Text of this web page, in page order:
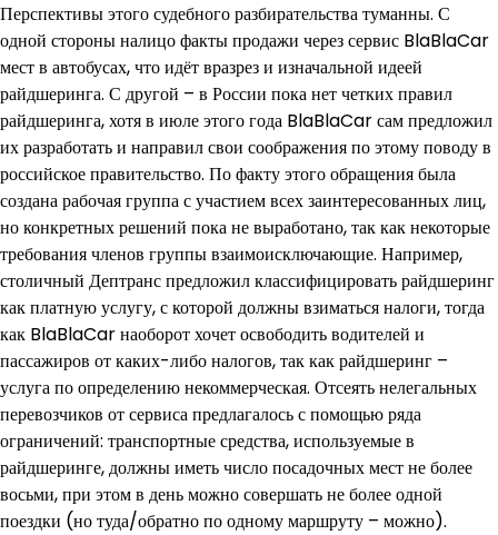
Перспективы этого судебного разбирательства туманны. С
одной стороны налицо факты продажи через сервис BlaBlaCar
мест в автобусах, что идёт вразрез и изначальной идеей
райдшеринга. С другой – в России пока нет четких правил
райдшеринга, хотя в июле этого года BlaBlaCar сам предложил
их разработать и направил свои соображения по этому поводу в
российское правительство. По факту этого обращения была
создана рабочая группа с участием всех заинтересованных лиц,
но конкретных решений пока не выработано, так как некоторые
требования членов группы взаимоисключающие. Например,
столичный Дептранс предложил классифицировать райдшеринг
как платную услугу, с которой должны взиматься налоги, тогда
как BlaBlaCar наоборот хочет освободить водителей и
пассажиров от каких-либо налогов, так как райдшеринг –
услуга по определению некоммерческая. Отсеять нелегальных
перевозчиков от сервиса предлагалось с помощью ряда
ограничений: транспортные средства, используемые в
райдшеринге, должны иметь число посадочных мест не более
восьми, при этом в день можно совершать не более одной
поездки (но туда/обратно по одному маршруту – можно).